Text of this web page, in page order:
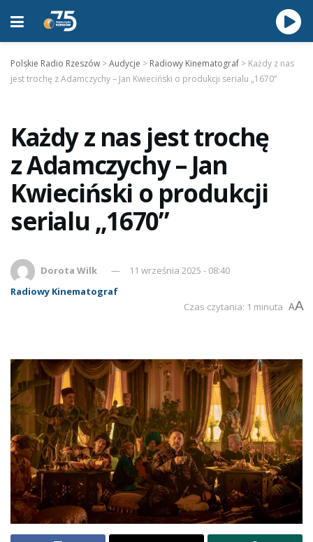
Polskie Radio Rzeszów >Audycje > Radiowy Kinematograf > Każdy z nas
jest trochę z Adamczychy – Jan Kwieciński o produkcji serialu „1670”
Każdy z nas jest trochę
z Adamczychy – Jan
Kwieciński o produkcji
serialu „1670”
Dorota Wilk
11 września 2025 - 08:40
Radiowy Kinematograf
Czas czytania: 1 minuta AA